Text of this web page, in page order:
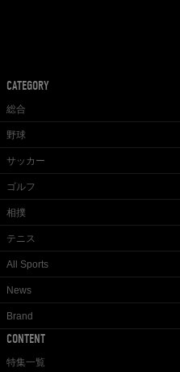
CATEGORY
総合
野球
サッカー
ゴルフ
相撲
テニス
All Sports
News
Brand
CONTENT
特集一覧